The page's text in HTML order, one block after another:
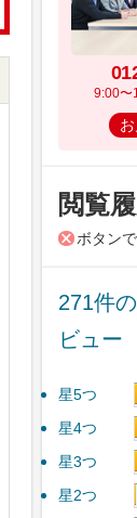
9:00〜
閲覧
ボタン
271件
ビュー
星5つ
星4つ
星3つ
星2つ